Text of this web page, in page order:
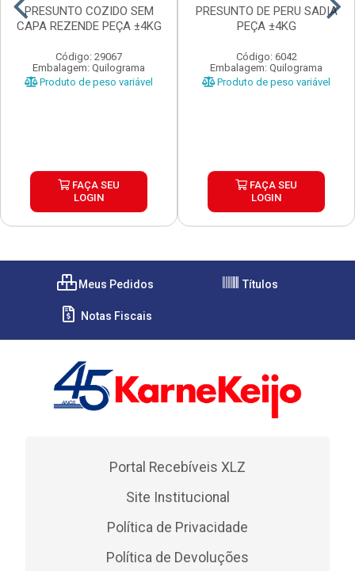
PRESUNTO COZIDO SEM
CAPA REZENDE PEÇA ±4KG
Código: 29067
Embalagem: Quilograma
Produto de peso variável
FAÇA SEU
LOGIN
PRESUNTO DE PERU SADIA
PEÇA ±4KG
Código: 6042
Embalagem: Quilograma
Produto de peso variável
FAÇA SEU
LOGIN
Meus Pedidos Títulos
Notas Fiscais
Portal Recebíveis XLZ
Site Institucional
Política de Privacidade
Política de Devoluções